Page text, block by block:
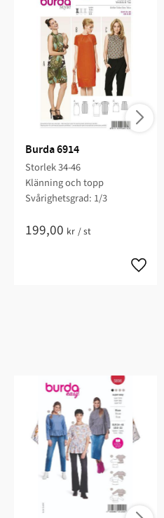
Burda 6914
Storlek 34-46
Klänning och topp
Svårighetsgrad: 1/3​
199,00 kr /st